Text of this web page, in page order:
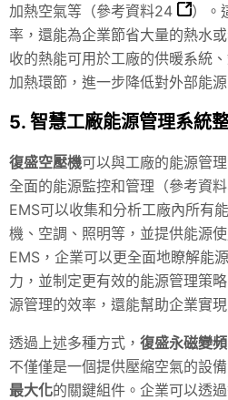
加熱空氣等（參考資料24
）。
率，還能為企業節省大量的熱水
收的熱能可用於工廠的供暖系統
加熱環節，進一步降低對外部能源
5. 智慧工廠能源管理系統
復盛空壓機可以與工廠的能源管
全面的能源監控和管理（參考資
EMS可以收集和分析工廠內所有
機、空調、照明等，並提供能源
EMS，企業可以更全面地瞭解能
力，並制定更有效的能源管理策
源管理的效率，還能幫助企業實
透過上述多種方式， 復盛永磁變
不僅僅是一個提供壓縮空氣的設
最大化的關鍵組件。企業可以透